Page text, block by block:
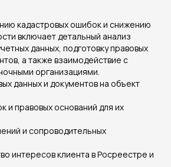
кадастровых ошибок и снижению
включает детальный анализ
данных, подготовку правовых
а также взаимодействие с
организациями.
данных и документов на объект
и правовых оснований для их
и сопроводительных
интересов клиента в Росреестре и